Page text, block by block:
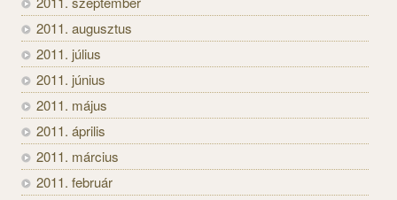
2011. augusztus
2011. július
2011. június
2011. május
2011. április
2011. március
2011. február